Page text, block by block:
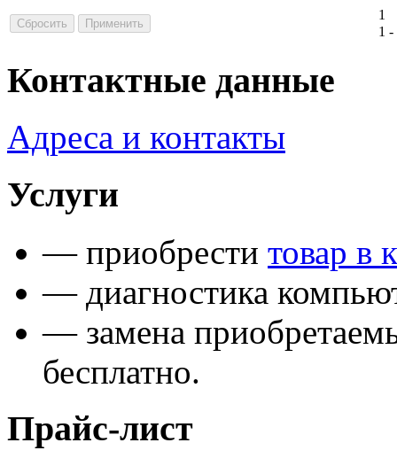
1
1 -
Контактные данные
Адреса и контакты
Услуги
— приобрести товар в
— диагностика
— замена
бесплатно.
Прайс-лист